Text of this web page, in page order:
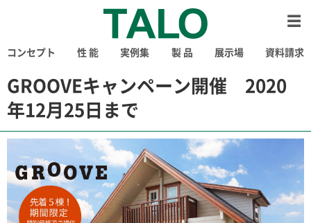
コンセプト 性 能 実例集 製 品 展示場 資料請求
GROOVEキャンペーン開催 2020
年12月25日まで